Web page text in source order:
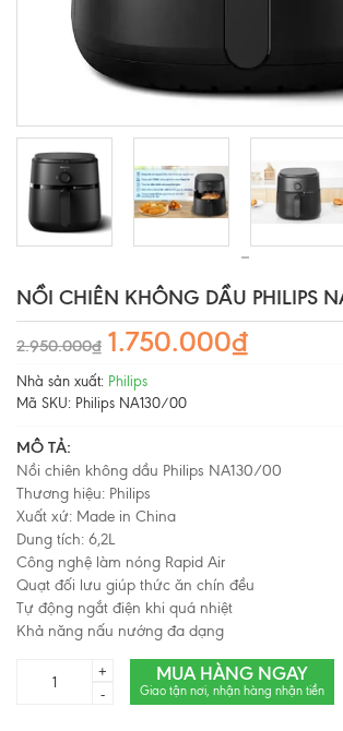
NỒI CHIÊN KHÔNG DẦU PHILIPS
2.950.000₫ 1.750.000₫
Nhà sản xuất: Philips
Mã SKU: Philips NA130/00
MÔ TẢ:
Nồi chiên không dầu Philips NA130/00
Thương hiệu: Philips
Xuất xứ: Made in China
Dung tích: 6,2L
Công nghệ làm nóng Rapid Air
Quạt đối lưu giúp thức ăn chín đều
Tự động ngắt điện khi quá nhiệt
Khả năng nấu nướng đa dạng
+
-
MUA HÀNG NGAY
Giao tận nơi, nhận hàng nhận tiền